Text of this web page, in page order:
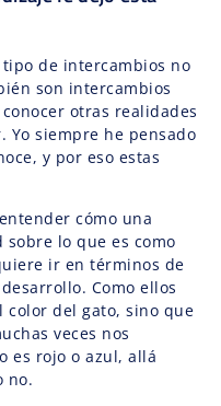
de intercambios no
son intercambios
otras realidades
Yo siempre he pensado
y por eso estas
cómo una
lo que es como
ir en términos de
Como ellos
color del gato, sino que
veces nos
es rojo o azul, allá
no.